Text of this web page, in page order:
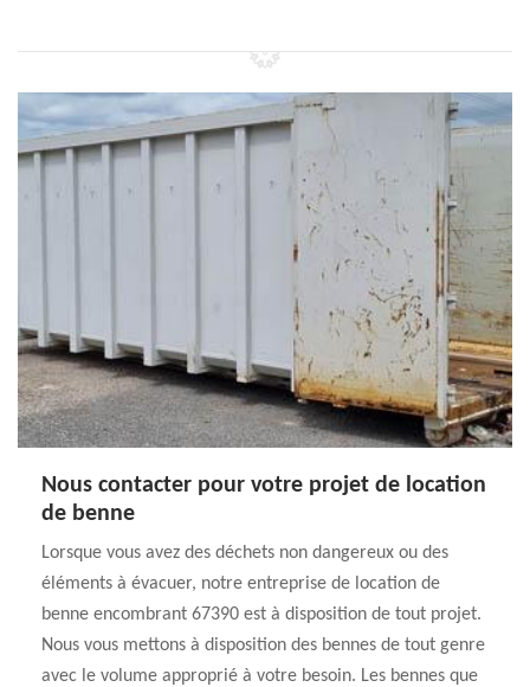
Nous contacter pour votre projet de location
de benne
Lorsque vous avez des déchets non dangereux ou des
éléments à évacuer, notre entreprise de location de
benne encombrant 67390 est à disposition de tout projet.
Nous vous mettons à disposition des bennes de tout genre
avec le volume approprié à votre besoin. Les bennes que